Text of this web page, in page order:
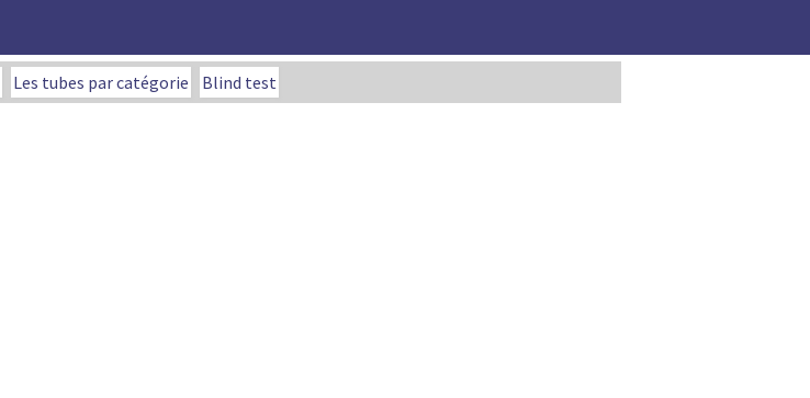
Les tubes par catégorie Blind test